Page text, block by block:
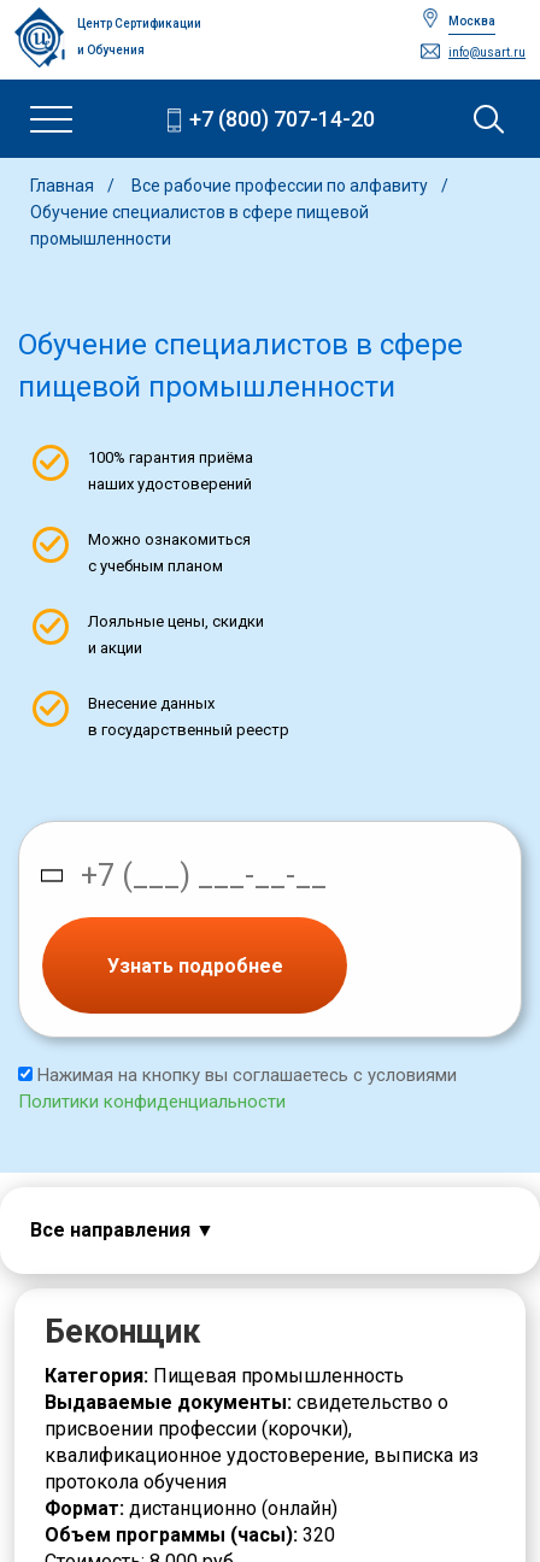
Центр Сертификации
и Обучения
Москва
info@usart.ru
+7 (800) 707-14-20
Главная
Все рабочие профессии по алфавиту
Обучение специалистов в сфере пищевой
промышленности
Обучение специалистов в сфере
пищевой промышленности
100% гарантия приёма
наших удостоверений
Можно ознакомиться
с учебным планом
Лояльные цены, скидки
и акции
Внесение данных
в государственный реестр
Узнать подробнее
Нажимая на кнопку вы соглашаетесь с условиями
Политики конфиденциальности
Все направления
Автоматчик
Агент
Аналитик
Аппаратчик
Безопасность
Бригадир
Бурильщик
Вакуумщик
Вальцовщик
Варщик
Беконщик
Категория: Пищевая промышленность
Выдаваемые документы: свидетельство о
присвоении профессии (корочки),
квалификационное удостоверение, выписка из
протокола обучения
Формат: дистанционно (онлайн)
Объем программы (часы): 320